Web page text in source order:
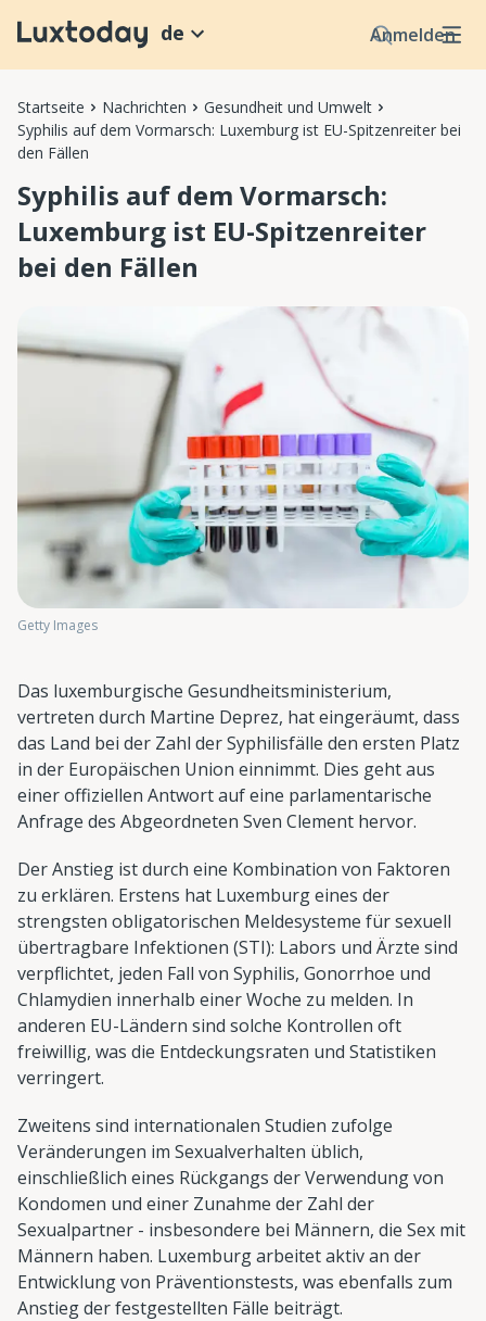
Anmelden
de
Startseite Nachrichten
Gesundheit und Umwelt
Syphilis auf dem Vormarsch: Luxemburg ist EU-Spitzenreiter bei
den Fällen
Syphilis auf dem Vormarsch:
Luxemburg ist EU-Spitzenreiter
bei den Fällen
Getty Images
Das luxemburgische Gesundheitsministerium,
vertreten durch Martine Deprez, hat eingeräumt, dass
das Land bei der Zahl der Syphilisfälle den ersten Platz
in der Europäischen Union einnimmt. Dies geht aus
einer offiziellen Antwort auf eine parlamentarische
Anfrage des Abgeordneten Sven Clement hervor.
Der Anstieg ist durch eine Kombination von Faktoren
zu erklären. Erstens hat Luxemburg eines der
strengsten obligatorischen Meldesysteme für sexuell
übertragbare Infektionen (STI): Labors und Ärzte sind
verpflichtet, jeden Fall von Syphilis, Gonorrhoe und
Chlamydien innerhalb einer Woche zu melden. In
anderen EU-Ländern sind solche Kontrollen oft
freiwillig, was die Entdeckungsraten und Statistiken
verringert.
Zweitens sind internationalen Studien zufolge
Veränderungen im Sexualverhalten üblich,
einschließlich eines Rückgangs der Verwendung von
Kondomen und einer Zunahme der Zahl der
Sexualpartner - insbesondere bei Männern, die Sex mit
Männern haben. Luxemburg arbeitet aktiv an der
Entwicklung von Präventionstests, was ebenfalls zum
Anstieg der festgestellten Fälle beiträgt.